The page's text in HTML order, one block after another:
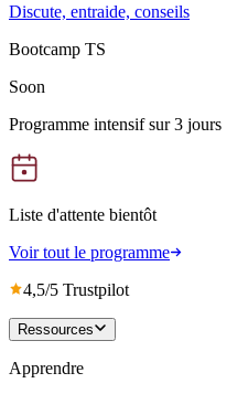
Discute, entraide, conseils
Bootcamp TS
Soon
Programme intensif sur 3 jours
Liste d'attente bientôt
Voir tout le programme
4,5/5 Trustpilot
Ressources
Apprendre